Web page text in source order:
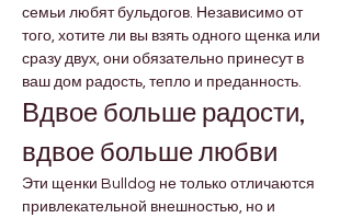
семьи любят бульдогов. Независимо от
того, хотите ли вы взять одного щенка или
сразу двух, они обязательно принесут в
ваш дом радость, тепло и преданность.
Вдвое больше радости,
вдвое больше любви
Эти щенки Bulldog не только отличаются
привлекательной внешностью, но и